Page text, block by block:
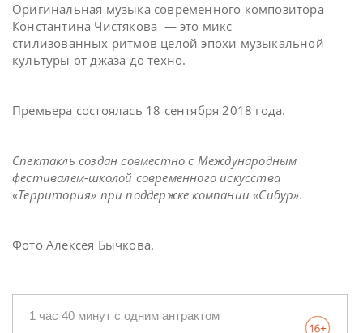
Оригинальная музыка современного композитора
Константина Чистякова — это микс
стилизованных ритмов целой эпохи музыкальной
культуры от джаза до техно.
Премьера состоялась 18 сентября 2018 года.
Спектакль создан совместно с Международным
фестивалем-школой современного искусства
«Территория» при поддержке компании «Сибур».
Фото Алексея Бычкова.
1 час 40 минут с одним антрактом